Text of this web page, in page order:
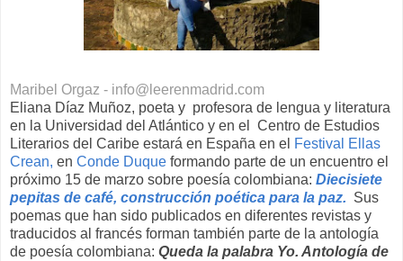
Maribel Orgaz - info@leerenmadrid.com
Eliana Díaz Muñoz, poeta y profesora de lengua y literatura
en la Universidad del Atlántico y en el Centro de Estudios
Literarios del Caribe estará en España en el Festival Ellas
Crean, en Conde Duque formando parte de un encuentro el
próximo 15 de marzo sobre poesía colombiana: Diecisiete
pepitas de café, construcción poética para la paz. Sus
poemas que han sido publicados en diferentes revistas y
traducidos al francés forman también parte de la antología
de poesía colombiana: Queda la palabra Yo. Antología de